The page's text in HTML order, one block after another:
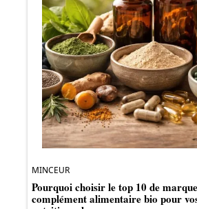
MINCEUR
Pourquoi choisir le top 10 de
complément alimentaire bio pour